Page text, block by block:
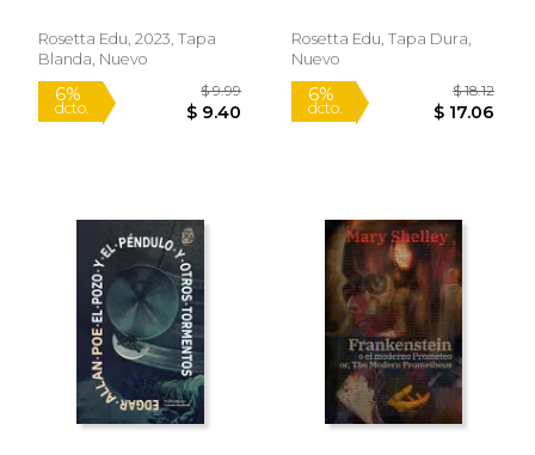
Rosetta Edu, 2023, Tapa
Blanda, Nuevo
dcto.
Rosetta Edu, Tapa Dura,
Nuevo
6%
dcto.